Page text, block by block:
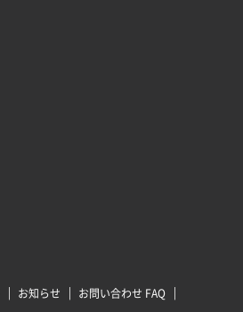
お知らせ
お問い合わせ FAQ